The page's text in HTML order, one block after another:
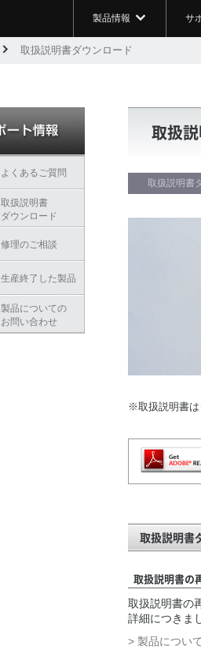
製品情報 サ
取扱説明書ダウンロード
よくあるご質問
取扱説明書
ダウンロード
修理のご相談
生産終了した製品
製品についての
お問い合わせ
取扱
取扱説明書
※取扱説明書は
取扱説明書
取扱説明書の
取扱説明書の
詳細につきま
> 製品につい